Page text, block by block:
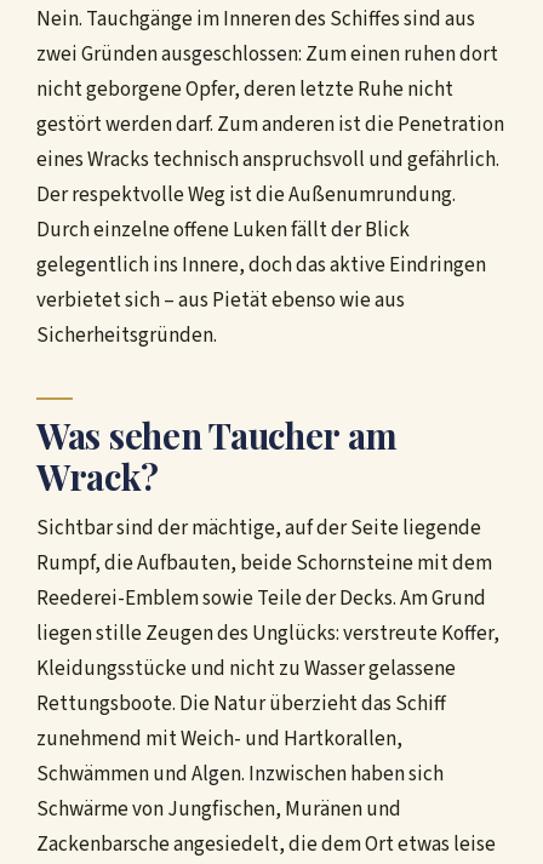
Nein. Tauchgänge im Inneren des Schiffes sind aus
zwei Gründen ausgeschlossen: Zum einen ruhen dort
nicht geborgene Opfer, deren letzte Ruhe nicht
gestört werden darf. Zum anderen ist die Penetration
eines Wracks technisch anspruchsvoll und gefährlich.
Der respektvolle Weg ist die Außenumrundung.
Durch einzelne offene Luken fällt der Blick
gelegentlich ins Innere, doch das aktive Eindringen
verbietet sich – aus Pietät ebenso wie aus
Sicherheitsgründen.
Was sehen Taucher am
Wrack?
Sichtbar sind der mächtige, auf der Seite liegende
Rumpf, die Aufbauten, beide Schornsteine mit dem
Reederei-Emblem sowie Teile der Decks. Am Grund
liegen stille Zeugen des Unglücks: verstreute Koffer,
Kleidungsstücke und nicht zu Wasser gelassene
Rettungsboote. Die Natur überzieht das Schiff
zunehmend mit Weich- und Hartkorallen,
Schwämmen und Algen. Inzwischen haben sich
Schwärme von Jungfischen, Muränen und
Zackenbarsche angesiedelt, die dem Ort etwas leise